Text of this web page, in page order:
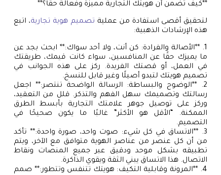
**كيف تضمن أن هويتك التجارية مميزة وفعالة حقًا؟**
لتحقيق أقصى استفادة من عملية تصميم هوية تجارية، اتبع
هذه الإرشادات الذهبية:
1. **الأصالة والفرادة: كن أنت، ولا أحد سواك:** ابحث بجد عن
ما يميزك حقًا عن المنافسين، سواء كانت قيمك، طريقتك
في العمل، أو قصتك الفريدة. ركز على هذه الجوانب في
تصميم هويتك لتبدو أصيلًا وغير قابل للنسخ.
2. **الوضوح والبساطة: الرسالة الواضحة تنتصر:** اجعل
رسالتك وتصميمك سهل الفهم والتذكر. قلل من التعقيد،
وركز على توصيل جوهر علامتك التجارية بأبسط الطرق
الممكنة. “الأقل هو الأكثر” غالبًا ما يكون صحيحًا في
التصميم.
3. **الاتساق في كل شيء: صوت واحد، صورة واحدة:** تأكد
من أن كل عنصر من عناصر الهوية متوافق مع الآخر، ويتم
تطبيقه بشكل موحد ودقيق عبر جميع المنصات ونقاط
الاتصال. هذا الاتساق يبني الثقة ويقوي الذاكرة.
4. **المرونة وقابلية التكيف: هويتك تتنفس وتتطور:** صمم